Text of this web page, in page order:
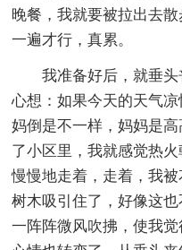
晚餐，我就要被拉出去
一遍才行，真累。
我准备好后，就垂头
心想：如果今天的天气
妈倒是不一样，妈妈是
了小区里，我就感觉热
慢慢地走着，走着，我
树木吸引住了，好像这
一阵阵微风吹拂，使我